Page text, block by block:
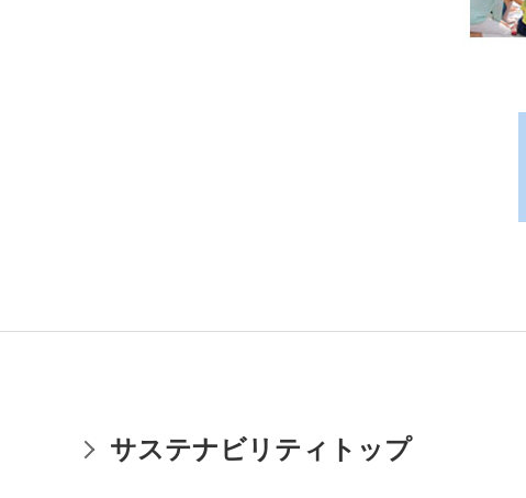
サステナビリティトップ